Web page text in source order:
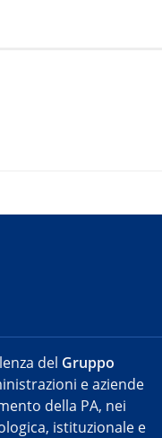
del Gruppo
e aziende
della PA, nei
istituzionale e